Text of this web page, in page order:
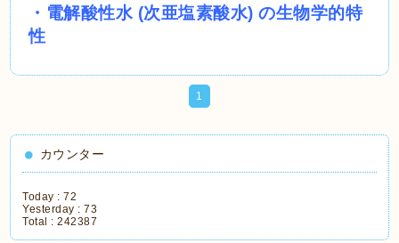
・ 電解酸性水 (次亜塩素酸水) の生物学的特
性
1
カウンター
Today :72
Yesterday :73
Total :242387